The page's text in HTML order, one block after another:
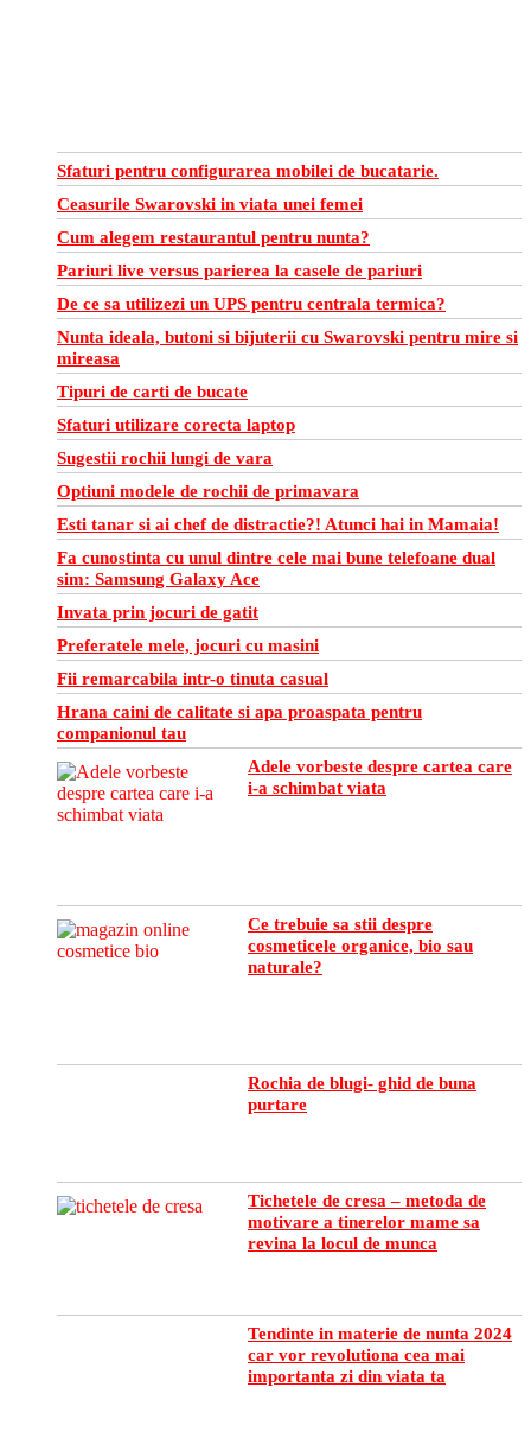
Sfaturi pentru configurarea mobilei de bucatarie.
Ceasurile Swarovski in viata unei femei
Cum alegem restaurantul pentru nunta?
Pariuri live versus parierea la casele de pariuri
De ce sa utilizezi un UPS pentru centrala termica?
Nunta ideala, butoni si bijuterii cu Swarovski pentru mire si
mireasa
Tipuri de carti de bucate
Sfaturi utilizare corecta laptop
Sugestii rochii lungi de vara
Optiuni modele de rochii de primavara
Esti tanar si ai chef de distractie?! Atunci hai in Mamaia!
Fa cunostinta cu unul dintre cele mai bune telefoane dual
sim: Samsung Galaxy Ace
Invata prin jocuri de gatit
Preferatele mele, jocuri cu masini
Fii remarcabila intr-o tinuta casual
Hrana caini de calitate si apa proaspata pentru
companionul tau
Adele vorbeste despre cartea care
i-a schimbat viata
Ce trebuie sa stii despre
cosmeticele organice, bio sau
naturale?
Rochia de blugi- ghid de buna
purtare
Tichetele de cresa – metoda de
motivare a tinerelor mame sa
revina la locul de munca
Tendinte in materie de nunta 2024
car vor revolutiona cea mai
importanta zi din viata ta